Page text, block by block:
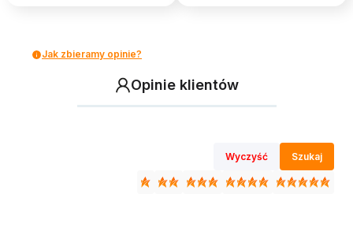
Jak zbieramy opinie?
Opinie klientów
Wyczyść Szukaj